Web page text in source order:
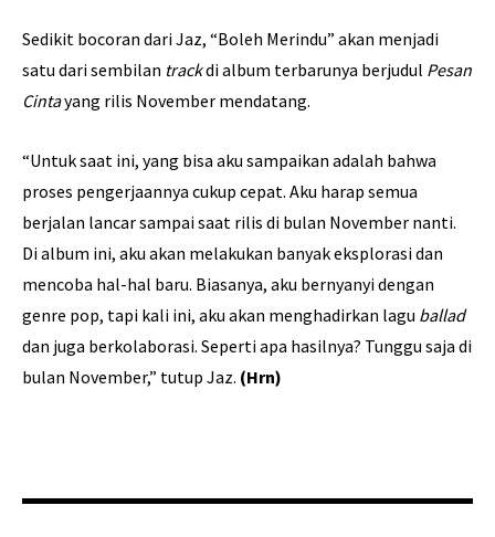
Sedikit bocoran dari Jaz, “Boleh Merindu” akan menjadi
satu dari sembilan trackdi album terbarunya berjudul Pesan
Cintayang rilis November mendatang.
“Untuk saat ini, yang bisa aku sampaikan adalah bahwa
proses pengerjaannya cukup cepat. Aku harap semua
berjalan lancar sampai saat rilis di bulan November nanti.
Di album ini, aku akan melakukan banyak eksplorasi dan
mencoba hal-hal baru. Biasanya, aku bernyanyi dengan
genre pop, tapi kali ini, aku akan menghadirkan lagu ballad
dan juga berkolaborasi. Seperti apa hasilnya? Tunggu saja di
bulan November,” tutup Jaz. (Hrn)